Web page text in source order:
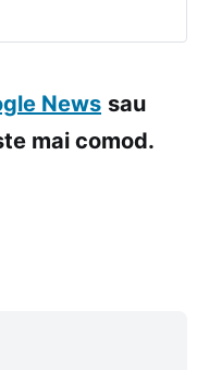
News sau
mai comod.